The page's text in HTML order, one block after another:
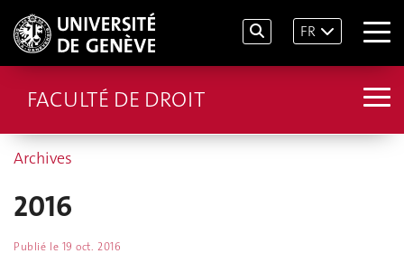
FR
FACULTÉ DE DROIT
Archives
2016
Publié le 19 oct. 2016